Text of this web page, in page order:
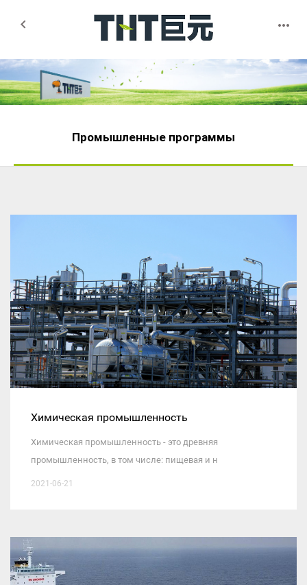
 
Промышленные программы
Химическая промышленность
Химическая промышленность - это древняя
промышленность, в том числе: пищевая и н
2021-06-21